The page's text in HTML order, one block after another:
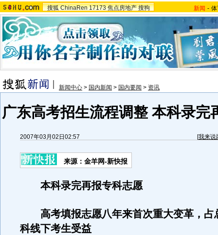
搜狐 ChinaRen 17173 焦点房地产 搜狗 新闻 -
新闻中心 > 国内新闻 > 国内要闻 > 资讯
广东高考招生流程调整 本科录完
2007年03月02日02:57 [我来说
来源：金羊网-新快报
本科录完再报专科志愿
高考填报志愿八年来首次重大变革，占
科线下考生受益